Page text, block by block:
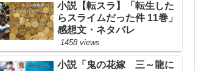
小説【転スラ】「転生した
らスライムだった件 11巻」
感想文・ネタバレ
1458 views
小説「鬼の花嫁 三～龍に